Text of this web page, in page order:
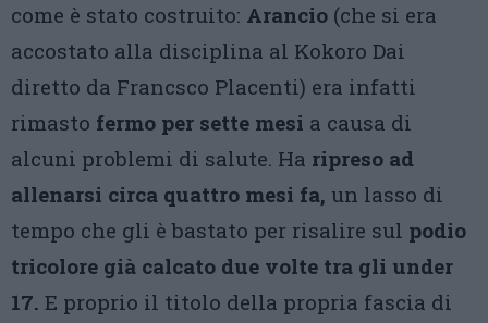
come è stato costruito: Arancio (che si era
accostato alla disciplina al Kokoro Dai
diretto da Francsco Placenti) era infatti
rimasto fermo per sette mesi a causa di
alcuni problemi di salute. Ha ripreso ad
allenarsi circa quattro mesi fa, un lasso di
tempo che gli è bastato per risalire sul podio
tricolore già calcato due volte tra gli under
17. E proprio il titolo della propria fascia di